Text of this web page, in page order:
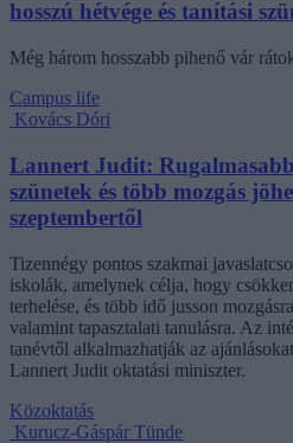
hosszú hétvége és tanítási
Még három hosszabb pihenő vár
Campus life
Kovács Dóri
Lannert Judit: Rugalmasabb
szünetek és több mozgás
szeptembertől
Tizennégy pontos szakmai
iskolák, amelynek célja, hogy
terhelése, és több idő jusson
valamint tapasztalati tanulásra. Az
tanévtől alkalmazhatják az
Lannert Judit oktatási miniszter.
Közoktatás
Kurucz-Gáspár Tünde